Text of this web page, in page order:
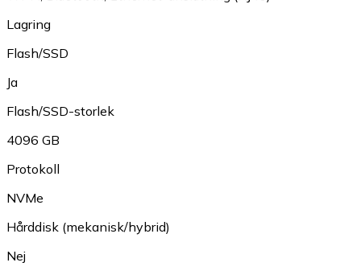
Lagring
Flash/SSD
Ja
Flash/SSD-storlek
4096 GB
Protokoll
NVMe
Hårddisk (mekanisk/hybrid)
Nej